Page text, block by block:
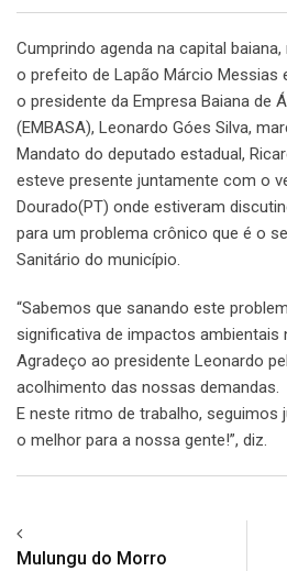
Cumprindo agenda na capital
o prefeito de Lapão Márcio Messias
o presidente da Empresa Baiana de
(EMBASA), Leonardo Góes Silva,
Mandato do deputado estadual,
esteve presente juntamente com o
Dourado(PT) onde estiveram
para um problema crônico que é o
Sanitário do município.
“Sabemos que sanando este
significativa de impactos ambientais
Agradeço ao presidente Leonardo
acolhimento das nossas demandas.
E neste ritmo de trabalho, seguimos
o melhor para a nossa gente!”, diz.
Mulungu do Morro